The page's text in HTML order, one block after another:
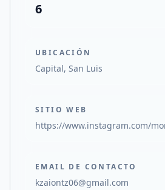
6
UBICACIÓN
Capital, San Luis
SITIO WEB
https://www.instagram.com/
EMAIL DE CONTACTO
kzaiontz06@gmail.com